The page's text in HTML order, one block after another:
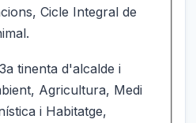
Cicle Integral de
3a tinenta d'alcalde i
Agricultura, Medi
i Habitatge,